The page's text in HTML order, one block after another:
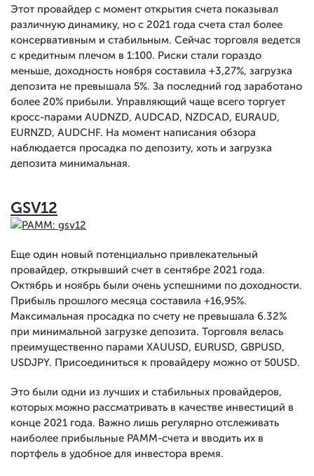
Этот провайдер с момент открытия счета показывал
различную динамику, но с 2021 года счета стал более
консервативным и стабильным. Сейчас торговля ведется
с кредитным плечом в 1:100. Риски стали гораздо
меньше, доходность ноября составила +3,27%, загрузка
депозита не превышала 5%. За последний год заработано
более 20% прибыли. Управляющий чаще всего торгует
кросс-парами AUDNZD, AUDCAD, NZDCAD, EURAUD,
EURNZD, AUDCHF. На момент написания обзора
наблюдается просадка по депозиту, хоть и загрузка
депозита минимальная.
GSV12
Еще один новый потенциально привлекательный
провайдер, открывший счет в сентябре 2021 года.
Октябрь и ноябрь были очень успешними по доходности.
Прибыль прошлого месяца составила +16,95%.
Максимальная просадка по счету не превышала 6.32%
при минимальной загрузке депозита. Торговля велась
преимущественно парами XAUUSD, EURUSD, GBPUSD,
USDJPY. Присоединиться к провайдеру можно от 50USD.
Это были одни из лучших и стабильных провайдеров,
которых можно рассматривать в качестве инвестиций в
конце 2021 года. Важно лишь регулярно отслеживать
наиболее прибыльные PAMM-счета и вводить их в
портфель в удобное для инвестора время.